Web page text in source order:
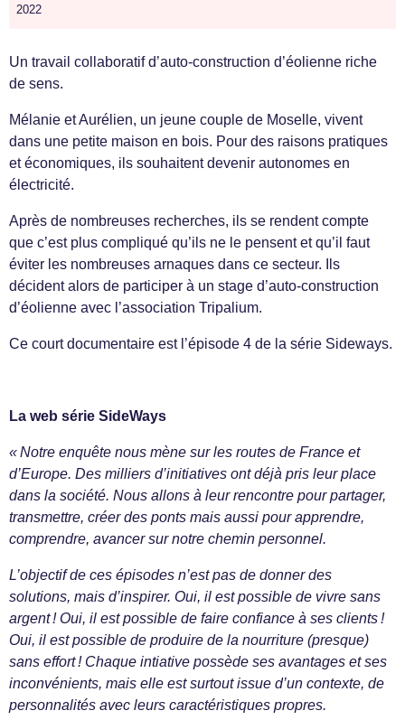
2022
Un travail collaboratif d’auto-construction d’éolienne riche
de sens.
Mélanie et Aurélien, un jeune couple de Moselle, vivent
dans une petite maison en bois. Pour des raisons pratiques
et économiques, ils souhaitent devenir autonomes en
électricité.
Après de nombreuses recherches, ils se rendent compte
que c’est plus compliqué qu’ils ne le pensent et qu’il faut
éviter les nombreuses arnaques dans ce secteur. Ils
décident alors de participer à un stage d’auto-construction
d’éolienne avec l’association Tripalium.
Ce court documentaire est l’épisode 4 de la série Sideways.
La web série SideWays
« Notre enquête nous mène sur les routes de France et
d’Europe. Des milliers d’initiatives ont déjà pris leur place
dans la société. Nous allons à leur rencontre pour partager,
transmettre, créer des ponts mais aussi pour apprendre,
comprendre, avancer sur notre chemin personnel.
L’objectif de ces épisodes n’est pas de donner des
solutions, mais d’inspirer. Oui, il est possible de vivre sans
argent ! Oui, il est possible de faire confiance à ses clients !
Oui, il est possible de produire de la nourriture (presque)
sans effort ! Chaque intiative possède ses avantages et ses
inconvénients, mais elle est surtout issue d’un contexte, de
personnalités avec leurs caractéristiques propres.